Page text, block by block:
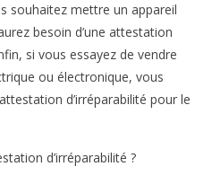
souhaitez mettre un appareil
besoin d’une attestation
si vous essayez de vendre
ou électronique, vous
d’irréparabilité pour le
d’irréparabilité ?